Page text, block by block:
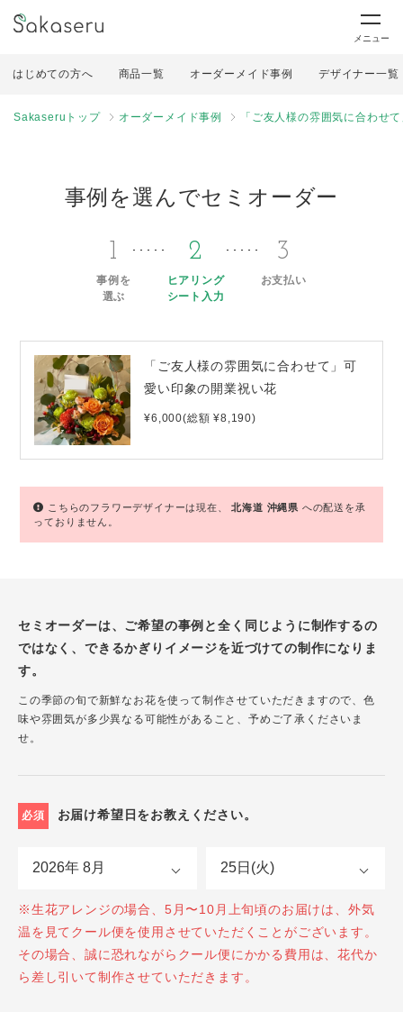
メニュー
はじめての方へ 商品一覧 オーダーメイド事例 デザイナー一覧
Sakaseruトップ オーダーメイド事例 「ご友人様の雰囲気に合わせ
事例を選んでセミオーダー
1
事例を
選ぶ
2
ヒアリング
シート入力
3
お支払い
「ご友人様の雰囲気に合わせて」可
愛い印象の開業祝い花
¥6,000(総額 ¥8,190)
こちらのフラワーデザイナーは現在、北海道 沖縄県 への配送を承
っておりません。
セミオーダーは、ご希望の事例と全く同じように制作するの
ではなく、できるかぎりイメージを近づけての制作になりま
す。
この季節の旬で新鮮なお花を使って制作させていただきますので、色
味や雰囲気が多少異なる可能性があること、予めご了承くださいま
せ。
必須 お届け希望日をお教えください。
※生花アレンジの場合、5月〜10月上旬頃のお届けは、外気
温を見てクール便を使用させていただくことがございます。
その場合、誠に恐れながらクール便にかかる費用は、花代か
ら差し引いて制作させていただきます。